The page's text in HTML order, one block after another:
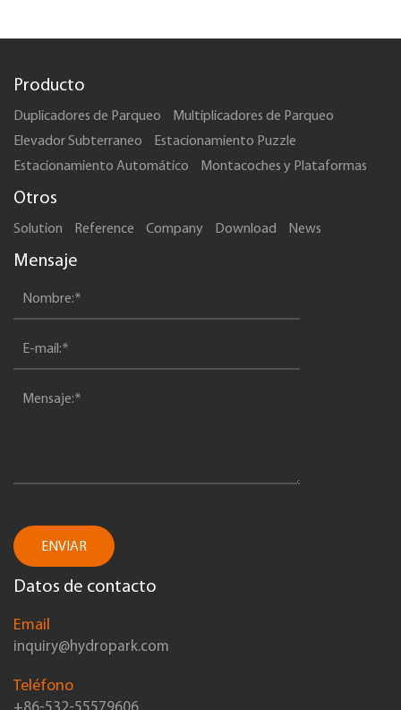
Producto
Duplicadores de Parqueo
Multiplicadores de Parqueo
Elevador Subterraneo
Estacionamiento Puzzle
Estacionamiento Automático
Montacoches y Plataformas
Otros
Solution Reference Company Download News
Mensaje
ENVIAR
Datos de contacto
Email
inquiry@hydropark.com
Teléfono
+86-532-55579606